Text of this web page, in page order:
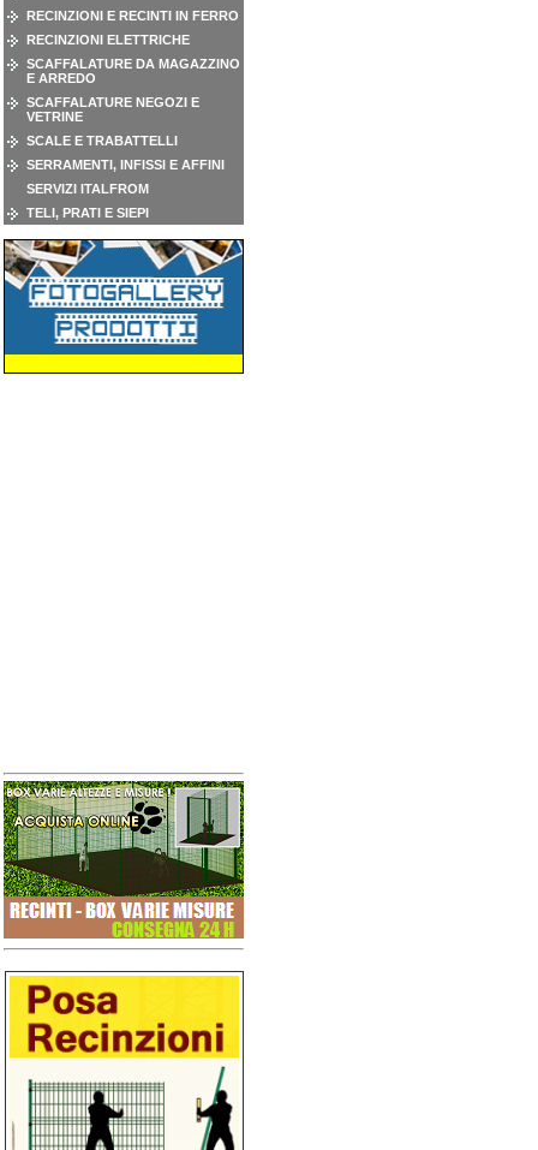
RECINZIONI E RECINTI IN FERRO
RECINZIONI ELETTRICHE
SCAFFALATURE DA MAGAZZINO
E ARREDO
SCAFFALATURE NEGOZI E
VETRINE
SCALE E TRABATTELLI
SERRAMENTI, INFISSI E AFFINI
SERVIZI ITALFROM
TELI, PRATI E SIEPI